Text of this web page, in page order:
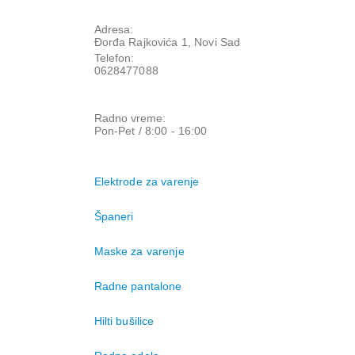
Adresa:
Đorđa Rajkovića 1, Novi Sad
Telefon:
0628477088
Radno vreme:
Pon-Pet / 8:00 - 16:00
Elektrode za varenje
Španeri
Maske za varenje
Radne pantalone
Hilti bušilice